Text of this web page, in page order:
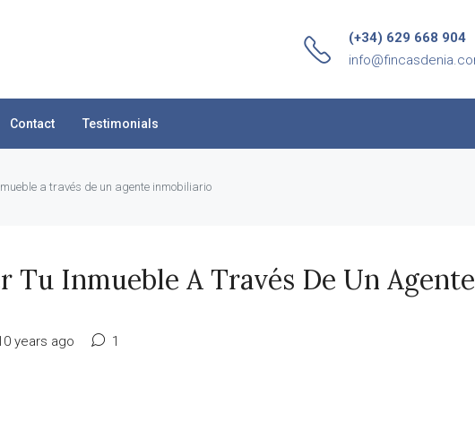
(+34) 629 668 904
Contact Testimonials
a través de un agente inmobiliario
Tu Inmueble A Través De Un
years ago 1